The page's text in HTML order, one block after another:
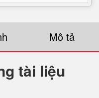
Mô tả
tài liệu